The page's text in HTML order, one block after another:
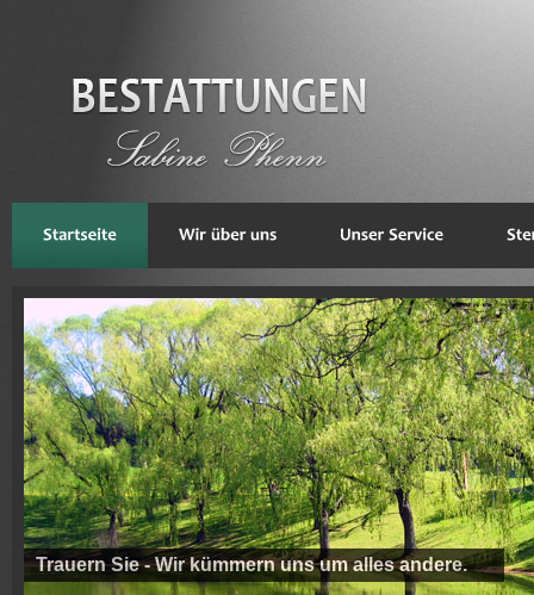
Trauern Sie - Wir kümmern uns um alles andere.